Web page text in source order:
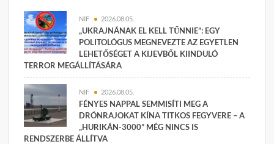
NIF 2026.08.05.
„UKRAJNÁNAK EL KELL TŰNNIE”: EGY
POLITOLÓGUS MEGNEVEZTE AZ EGYETLEN
LEHETŐSÉGET A KIJEVBŐL KIINDULÓ
TERROR MEGÁLLÍTÁSÁRA
NIF 2026.08.05.
FÉNYES NAPPAL SEMMISÍTI MEG A
DRÓNRAJOKAT KÍNA TITKOS FEGYVERE – A
„HURIKÁN-3000” MÉG NINCS IS
RENDSZERBE ÁLLÍTVA